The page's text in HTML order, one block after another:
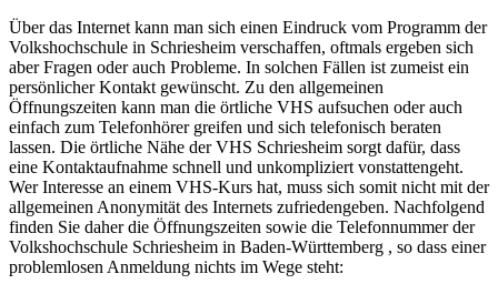
Über das Internet kann man sich einen Eindruck vom Programm der
Volkshochschule in Schriesheim verschaffen, oftmals ergeben sich
aber Fragen oder auch Probleme. In solchen Fällen ist zumeist ein
persönlicher Kontakt gewünscht. Zu den allgemeinen
Öffnungszeiten kann man die örtliche VHS aufsuchen oder auch
einfach zum Telefonhörer greifen und sich telefonisch beraten
lassen. Die örtliche Nähe der VHS Schriesheim sorgt dafür, dass
eine Kontaktaufnahme schnell und unkompliziert vonstattengeht.
Wer Interesse an einem VHS-Kurs hat, muss sich somit nicht mit der
allgemeinen Anonymität des Internets zufriedengeben. Nachfolgend
finden Sie daher die Öffnungszeiten sowie die Telefonnummer der
Volkshochschule Schriesheim in Baden-Württemberg , so dass einer
problemlosen Anmeldung nichts im Wege steht: